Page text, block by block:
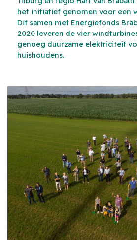
het initiatief genomen voor een
Dit samen met Energiefonds
2020 leveren de vier
genoeg duurzame elektriciteit
huishoudens.